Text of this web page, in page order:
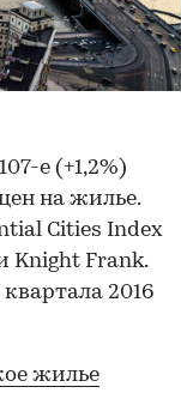
е (+1,2%)
на жилье.
Cities Index
Knight Frank.
2016
жилье